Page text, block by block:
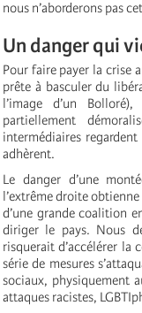
nous n’aborderons pas
Un danger qui
Pour faire payer la crise
prête à basculer du
l’image d’un
partiellement
intermédiaires
adhèrent.
Le danger d’une
l’extrême droite
d’une grande coalition
diriger le pays. Nous
risquerait d’accélérer la
série de mesures
sociaux, physiquement
attaques racistes,